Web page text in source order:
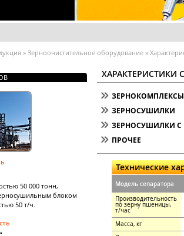
ХАРАКТЕРИСТИКИ
ЗЕРНОСУШИЛКИ
ЗЕРНОСУШИЛКИ С
ПРОЧЕЕ
Технические
Модель сепаратора
Производительность
по зерну пшеницы,
т/час
Масса, кг
50 000 тонн,
блоком
50 т/ч.
» Зерноочистительное оборудование »